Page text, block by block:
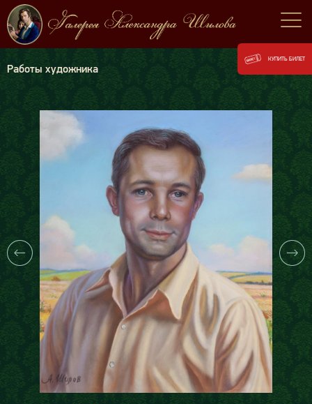
Работы художника
КУПИТЬ БИЛЕТ